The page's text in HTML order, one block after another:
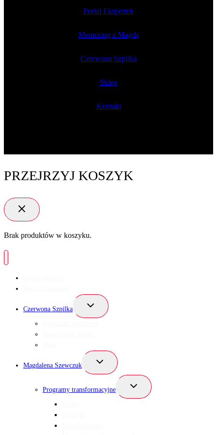
Portal Ekspertek
Mentoring z Magdą
Czerwona Szpilka
Sklep
Kontakt
PRZEJRZYJ KOSZYK
Brak produktów w koszyku.
Czerwona Szpilka
Przełącz
podrzędne
Magdalena Szewczuk
Przełącz
podrzędne
Programy transformacyjne
Przełącz
podrzędne